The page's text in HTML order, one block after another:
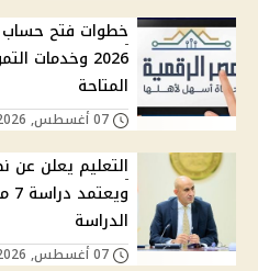
خطوات فتح حساب
2026 وخدمات
المتاحة
التعليم يعلن عن
الدراسة